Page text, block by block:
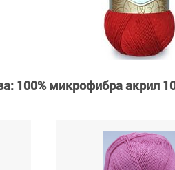
100% микрофибра акрил